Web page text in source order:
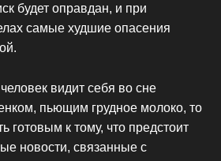
будет оправдан, и при
самые худшие опасения
видит себя во сне
пьющим грудное молоко, то
готовым к тому, что предстоит
новости, связанные с